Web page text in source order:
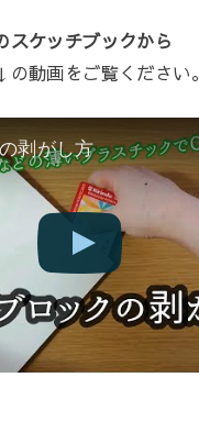
ケッチブックから
動画をご覧ください。
剥がし方